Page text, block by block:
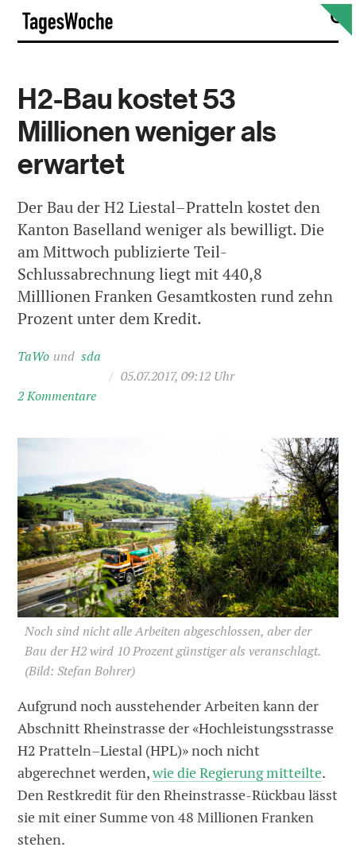
Skip
content
H2-Bau kostet 53
Millionen weniger als
erwartet
Der Bau der H2 Liestal–Pratteln kostet den
Kanton Baselland weniger als bewilligt. Die
am Mittwoch publizierte Teil-
Schlussabrechnung liegt mit 440,8
Milllionen Franken Gesamtkosten rund zehn
Prozent unter dem Kredit.
TaWo
sda
/ 05.07.2017, 09:12 Uhr
2 Kommentare
Noch sind nicht alle Arbeiten abgeschlossen, aber der
Bau der H2 wird 10 Prozent günstiger als veranschlagt.
(Bild: Stefan Bohrer)
Aufgrund noch ausstehender Arbeiten kann der
Abschnitt Rheinstrasse der «Hochleistungsstrasse
H2 Pratteln–Liestal (HPL)» noch nicht
abgerechnet werden,wie die Regierung mitteilte.
Den Restkredit für den Rheinstrasse-Rückbau lässt
sie mit einer Summe von 48 Millionen Franken
stehen.